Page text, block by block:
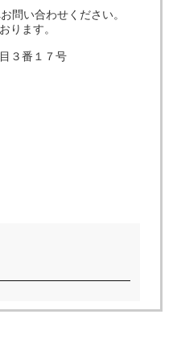
売りたい
問い合わせください。
ります。
３番１７号